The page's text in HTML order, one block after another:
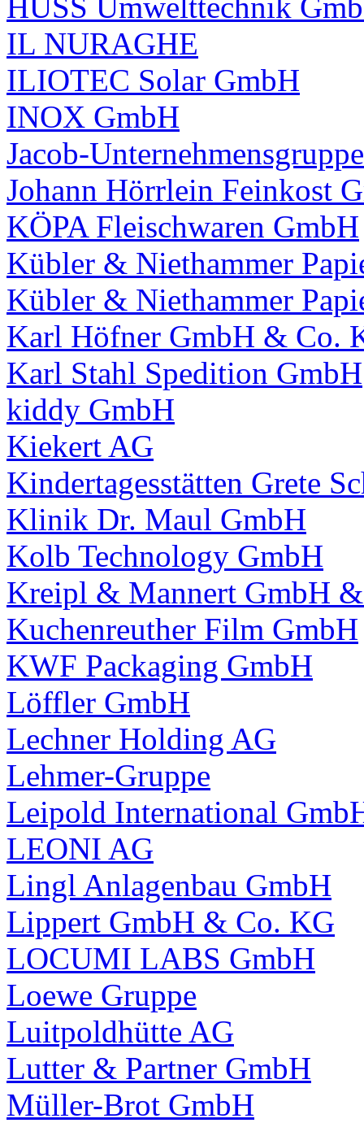
IL NURAGHE
ILIOTEC Solar GmbH
INOX GmbH
Jacob-Unternehmensgruppe
Johann Hörrlein Feinkost
KÖPA Fleischwaren GmbH
Kübler & Niethammer
Kübler & Niethammer
Karl Höfner GmbH & Co.
Karl Stahl Spedition GmbH
kiddy GmbH
Kiekert AG
Kindertagesstätten Grete
Klinik Dr. Maul GmbH
Kolb Technology GmbH
Kreipl & Mannert GmbH
Kuchenreuther Film GmbH
KWF Packaging GmbH
Löffler GmbH
Lechner Holding AG
Lehmer-Gruppe
Leipold International
LEONI AG
Lingl Anlagenbau GmbH
Lippert GmbH & Co. KG
LOCUMI LABS GmbH
Loewe Gruppe
Luitpoldhütte AG
Lutter & Partner GmbH
Müller-Brot GmbH